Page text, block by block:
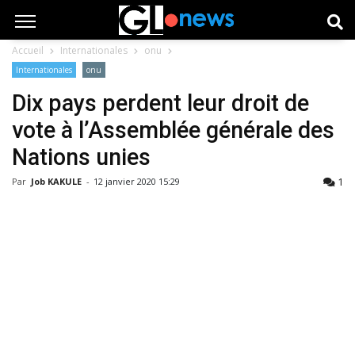
Accueil Internationales onu
Internationales onu
Dix pays perdent leur droit de
vote à l’Assemblée générale des
Nations unies
Par Job KAKULE - 12 janvier 2020 15:29 1